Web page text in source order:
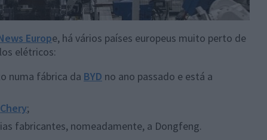
Europe, há vários países europeus muito perto de
elétricos:
numa fábrica da BYD no ano passado e está a
Chery;
fabricantes, nomeadamente, a Dongfeng.